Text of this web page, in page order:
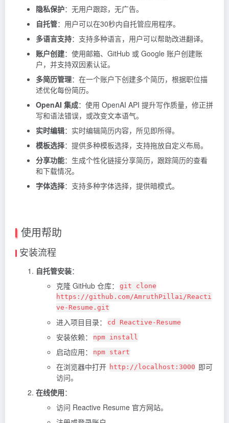
隐私保护：无用户跟踪，无广告。
自托管：用户可以在30秒内自托管应用程序。
多语言支持：支持多种语言，用户可以帮助改进翻译。
账户创建：使用邮箱、GitHub 或 Google 账户创建账
户，并支持双因素认证。
多简历管理：在一个账户下创建多个简历，根据职位描
述优化每份简历。
OpenAI 集成：使用 OpenAI API 提升写作质量，修正拼
写和语法错误，或改变文本语气。
实时编辑：实时编辑简历内容，所见即所得。
模板选择：提供多种模板选择，支持拖放自定义布局。
分享功能：生成个性化链接分享简历，跟踪简历的查看
和下载情况。
字体选择：支持多种字体选择，提供暗模式。
使用帮助
安装流程
自托管安装：
克隆 GitHub 仓库：
git clone
https://github.com/AmruthPillai/Reacti
ve-Resume.git
进入项目目录： cd Reactive-Resume
安装依赖： npm install
启动应用： npm start
在浏览器中打开 http://localhost:3000 即可
访问。
在线使用：
访问 Reactive Resume 官方网站。